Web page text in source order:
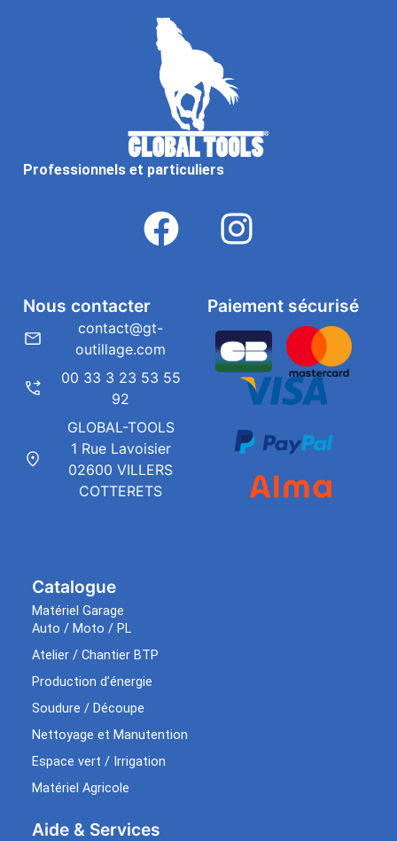
Professionnels et particuliers
Catalogue
Matériel Garage
Auto / Moto / PL
Atelier / Chantier BTP
Production d’énergie
Soudure / Découpe
Nettoyage et Manutention
Espace vert / Irrigation
Matériel Agricole
Aide & Services​
Paiement sécurisé
Nous contacter
contact@gt-
outillage.com
00 33 3 23 53 55
92
GLOBAL-TOOLS
1 Rue Lavoisier
02600 VILLERS
COTTERETS